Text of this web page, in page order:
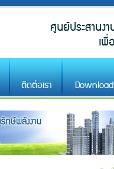
ติดต่อเรา Download